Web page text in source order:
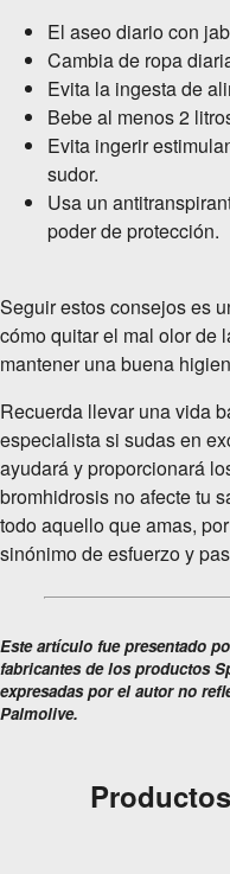
El aseo diario con
Cambia de ropa
Evita la ingesta de
Bebe al menos 2
Evita ingerir
sudor.
Usa un
poder de protección.
Seguir estos consejos es
cómo quitar el mal olor de
mantener una buena
Recuerda llevar una vida
especialista si sudas en
ayudará y proporcionará
bromhidrosis no afecte tu
todo aquello que amas,
sinónimo de esfuerzo y
Este artículo fue presentado
fabricantes de los productos
expresadas por el autor no
Palmolive.